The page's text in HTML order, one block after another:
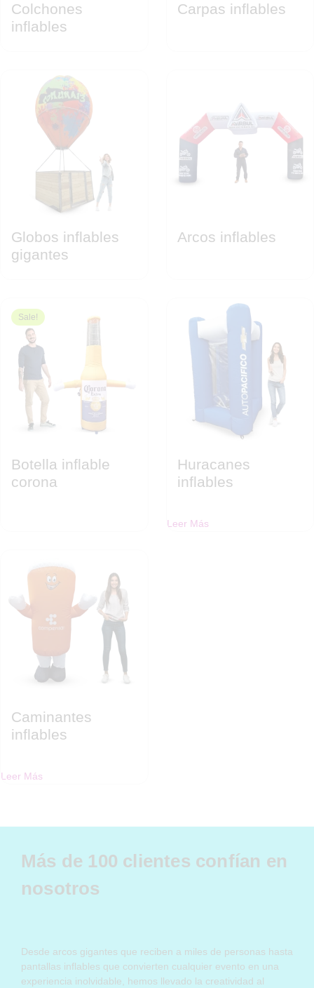
Colchones
inflables
Carpas inflables
Globos inflables
gigantes
Arcos inflables
Sale!
Botella inflable
corona
Huracanes
inflables
Leer Más
Caminantes
inflables
Leer Más
Más de 100 clientes confían en
nosotros
Desde arcos gigantes que reciben a miles de personas hasta
pantallas inflables que convierten cualquier evento en una
experiencia inolvidable, hemos llevado la creatividad al